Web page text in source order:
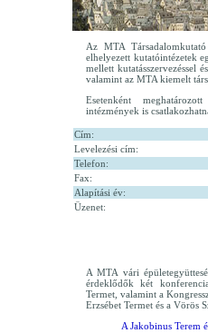
Az MTA
elhelyezett kutatóintézetek
mellett kutatásszervezéssel
valamint az MTA kiemelt
Esetenként
intézmények is
Cím:
Levelezési cím:
Telefon:
Fax:
Alapítási év:
Üzenet:
A MTA vári
érdeklődők két
Termet, valamint a
Erzsébet Termet és a Vörös
A Jakobinus Terem